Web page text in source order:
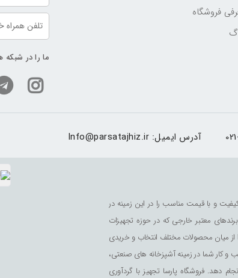
فروشگاه
ما را در شبکه
آدرس ایمیل: Info@parsatajhiz.ir
و با قیمت مناسب را در این زمینه در
معتبر خارجی که در حوزه تجهیزات
از میان محصولات مختلف انتخاب و خریدی
کار شما در زمینه آشپزخانه های صنعتی،
دهد. فروشگاه پارسا تجهیز با گردآوری